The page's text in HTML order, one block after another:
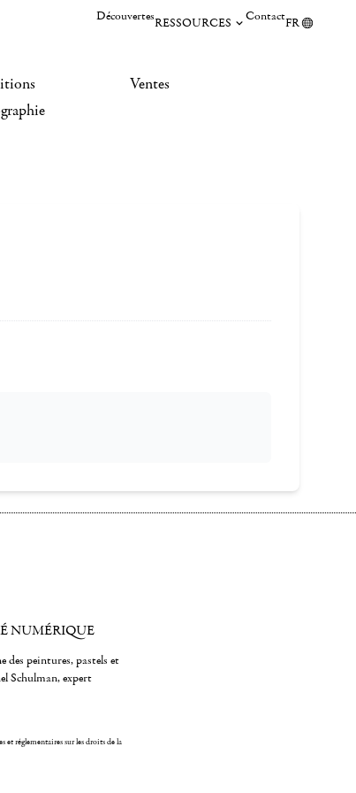
DécouvertesRESSOURCES ContactFR
Ventes
NUMÉRIQUE
des peintures, pastels et
Schulman, expert
et réglementaires sur les droits de la